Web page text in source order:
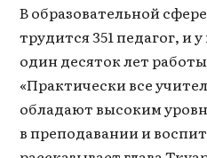
В образовательной
трудится 351 педагог, и
один десяток лет
«Практически все
обладают высоким
в преподавании и